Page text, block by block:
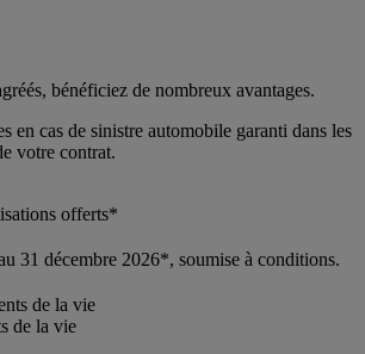
bénéficiez de nombreux avantages.
en cas de sinistre automobile garanti dans les
votre contrat.
offerts*
31 décembre 2026*, soumise à conditions.
de la vie